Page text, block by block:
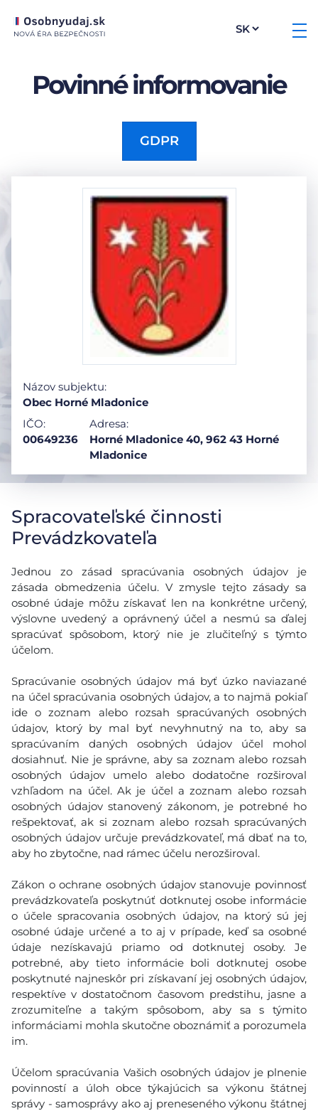
Povinné informovanie
GDPR
Názov subjektu:
Obec Horné Mladonice
IČO:
00649236
Adresa:
Horné Mladonice 40, 962 43 Horné
Mladonice
Spracovateľské činnosti
Prevádzkovateľa
Jednou zo zásad spracúvania osobných údajov je
zásada obmedzenia účelu. V zmysle tejto zásady sa
osobné údaje môžu získavať len na konkrétne určený,
výslovne uvedený a oprávnený účel a nesmú sa ďalej
spracúvať spôsobom, ktorý nie je zlučiteľný s týmto
účelom.
Spracúvanie osobných údajov má byť úzko naviazané
na účel spracúvania osobných údajov, a to najmä pokiaľ
ide o zoznam alebo rozsah spracúvaných osobných
údajov, ktorý by mal byť nevyhnutný na to, aby sa
spracúvaním daných osobných údajov účel mohol
dosiahnuť. Nie je správne, aby sa zoznam alebo rozsah
osobných údajov umelo alebo dodatočne rozširoval
vzhľadom na účel. Ak je účel a zoznam alebo rozsah
osobných údajov stanovený zákonom, je potrebné ho
rešpektovať, ak si zoznam alebo rozsah spracúvaných
osobných údajov určuje prevádzkovateľ, má dbať na to,
aby ho zbytočne, nad rámec účelu nerozširoval.
Zákon o ochrane osobných údajov stanovuje povinnosť
prevádzkovateľa poskytnúť dotknutej osobe informácie
o účele spracovania osobných údajov, na ktorý sú jej
osobné údaje určené a to aj v prípade, keď sa osobné
údaje nezískavajú priamo od dotknutej osoby. Je
potrebné, aby tieto informácie boli dotknutej osobe
poskytnuté najneskôr pri získavaní jej osobných údajov,
respektíve v dostatočnom časovom predstihu, jasne a
zrozumiteľne a takým spôsobom, aby sa s týmito
informáciami mohla skutočne oboznámiť a porozumela
im.
Účelom spracúvania Vašich osobných údajov je plnenie
povinností a úloh obce týkajúcich sa výkonu štátnej
správy - samosprávy ako aj preneseného výkonu štátnej